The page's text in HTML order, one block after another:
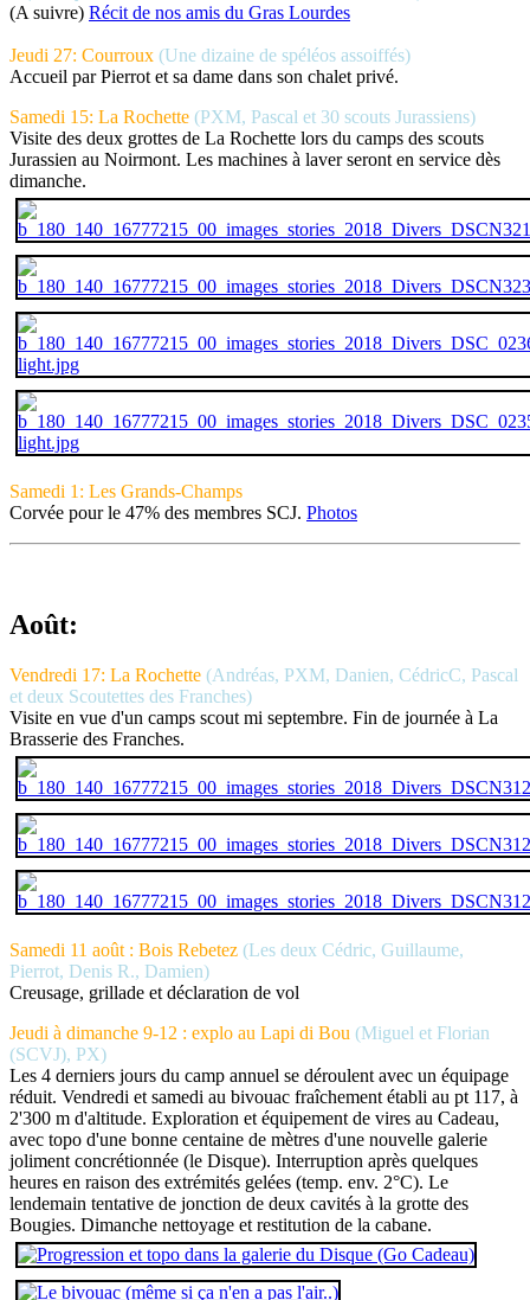
(A suivre) Récit de nos amis du Gras Lourdes
Jeudi 27: Courroux (Une dizaine de spéléos assoiffés)
Accueil par Pierrot et sa dame dans son chalet privé.
Samedi 15: La Rochette (PXM, Pascal et 30 scouts Jurassiens)
Visite des deux grottes de La Rochette lors du camps des scouts
Jurassien au Noirmont. Les machines à laver seront en service dès
dimanche.
Samedi 1: Les Grands-Champs
Corvée pour le 47% des membres SCJ. Photos
Août:
Vendredi 17: La Rochette (Andréas, PXM, Danien, CédricC, Pascal
et deux Scoutettes des Franches)
Visite en vue d'un camps scout mi septembre. Fin de journée à La
Brasserie des Franches.
Samedi 11 août : Bois Rebetez (Les deux Cédric, Guillaume,
Pierrot, Denis R., Damien)
Creusage, grillade et déclaration de vol
Jeudi à dimanche 9-12 : explo au Lapi di Bou (Miguel et Florian
(SCVJ), PX)
Les 4 derniers jours du camp annuel se déroulent avec un équipage
réduit. Vendredi et samedi au bivouac fraîchement établi au pt 117, à
2'300 m d'altitude. Exploration et équipement de vires au Cadeau,
avec topo d'une bonne centaine de mètres d'une nouvelle galerie
joliment concrétionnée (le Disque). Interruption après quelques
heures en raison des extrémités gelées (temp. env. 2°C). Le
lendemain tentative de jonction de deux cavités à la grotte des
Bougies. Dimanche nettoyage et restitution de la cabane.